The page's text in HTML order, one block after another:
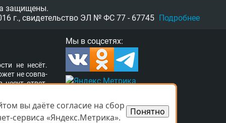
защищены.
г., свидетельство ЭЛ № ФС 77 - 67745 Подробнее
Мы в соцсетях:
не несёт.
не сов­па­
несут от­вет­
свя­зать­ся с
прав. Ва­ши
при­ня­ты.
вы даёте согласие на сбор
сервиса «Яндекс.Метрика».
Понятно
вы даёте согласие на сбор
сервиса «Яндекс.Метрика».
Понятно